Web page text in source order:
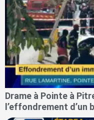
Drame à Pointe à
l’effondrement